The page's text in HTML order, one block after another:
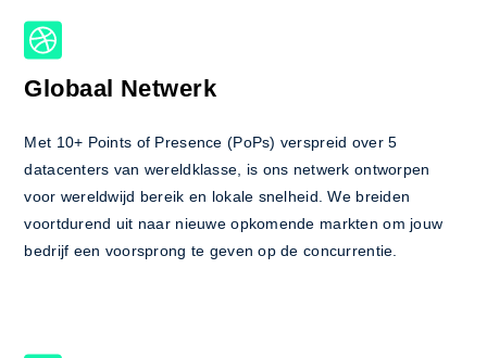
Globaal Netwerk
Met 10+ Points of Presence (PoPs) verspreid over 5
datacenters van wereldklasse, is ons netwerk ontworpen
voor wereldwijd bereik en lokale snelheid. We breiden
voortdurend uit naar nieuwe opkomende markten om jouw
bedrijf een voorsprong te geven op de concurrentie.